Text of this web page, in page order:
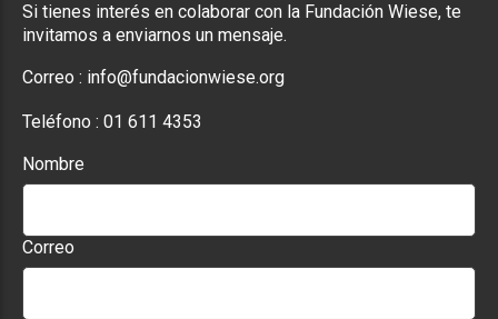
Si tienes interés en colaborar con la Fundación Wiese, te
invitamos a enviarnos un mensaje.
Correo : info@fundacionwiese.org
Teléfono : 01 611 4353
Nombre
Correo